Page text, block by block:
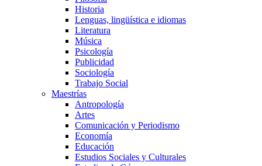
Historia
Lenguas, lingüística e idiomas
Literatura
Música
Psicología
Publicidad
Sociología
Trabajo Social
Maestrías
Antropología
Artes
Comunicación y Periodismo
Economía
Educación
Estudios Sociales y Culturales